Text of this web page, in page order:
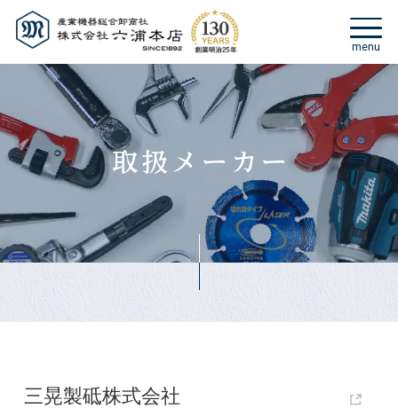
三晃製砥株式会社